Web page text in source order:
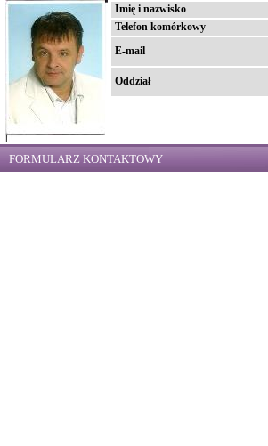
Imię i nazwisko
Telefon komórkowy
E-mail
Oddział
FORMULARZ KONTAKTOWY